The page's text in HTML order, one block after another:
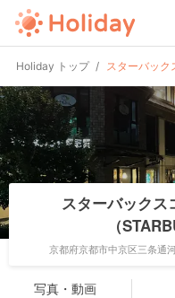
Holiday トップ スターバック
スターバックス
（
京都府京都市中京区三条通
写真・動画